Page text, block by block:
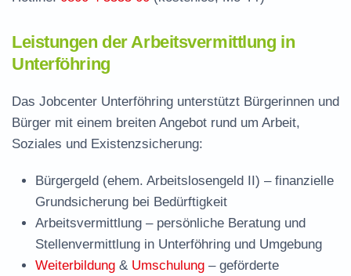
Leistungen der Arbeitsvermittlung in
Unterföhring
Das Jobcenter Unterföhring unterstützt Bürgerinnen und
Bürger mit einem breiten Angebot rund um Arbeit,
Soziales und Existenzsicherung:
Bürgergeld (ehem. Arbeitslosengeld II) – finanzielle
Grundsicherung bei Bedürftigkeit
Arbeitsvermittlung – persönliche Beratung und
Stellenvermittlung in Unterföhring und Umgebung
Weiterbildung & Umschulung – geförderte